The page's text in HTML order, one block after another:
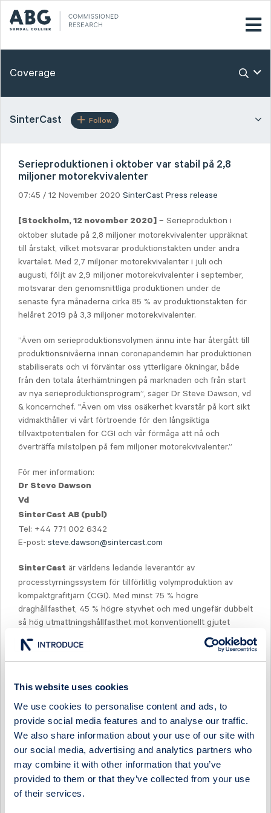
This website uses cookies
We use cookies to personalise content and ads, to
provide social media features and to analyse our traffic.
We also share information about your use of our site with
our social media, advertising and analytics partners who
may combine it with other information that you’ve
provided to them or that they’ve collected from your use
of their services.
Coverage
SinterCast Follow
Serieproduktionen i oktober var stabil på 2,8
miljoner motorekvivalenter
07:45 / 12 November 2020 SinterCast Press release
[Stockholm, 12 november 2020] – Serieproduktion i
oktober slutade på 2,8 miljoner motorekvivalenter uppräknat
till årstakt, vilket motsvarar produktionstakten under andra
kvartalet. Med 2,7 miljoner motorekvivalenter i juli och
augusti, följt av 2,9 miljoner motorekvivalenter i september,
motsvarar den genomsnittliga produktionen under de
senaste fyra månaderna cirka 85 % av produktionstakten för
helåret 2019 på 3,3 miljoner motorekvivalenter.
”Även om serieproduktionsvolymen ännu inte har återgått till
produktionsnivåerna innan coronapandemin har produktionen
stabiliserats och vi förväntar oss ytterligare ökningar, både
från den totala återhämtningen på marknaden och från start
av nya serieproduktionsprogram”, säger Dr Steve Dawson, vd
& koncernchef. "Även om viss osäkerhet kvarstår på kort sikt
vidmakthåller vi vårt förtroende för den långsiktiga
tillväxtpotentialen för CGI och vår förmåga att nå och
överträffa milstolpen på fem miljoner motorekvivalenter.”
För mer information:
Dr Steve Dawson
Vd
SinterCast AB (publ)
Tel: +44 771 002 6342
E-post: steve.dawson@sintercast.com
SinterCast är världens ledande leverantör av
processtyrningssystem för tillförlitlig volymproduktion av
kompaktgrafitjärn (CGI). Med minst 75 % högre
draghållfasthet, 45 % högre styvhet och med ungefär dubbelt
så hög utmattningshållfasthet mot konventionellt gjutet
gråjärn och aluminium, ger CGI ingenjörerna möjligheten att
förbättra prestanda, bränsleekonomi och hållbarhet samtidigt
som motorns storlek, vikt, buller och avgasutsläpp minskas.
för bensin- och dieselmotorer och avgaskomponenter för
personvagnar, motorblock och cylinderhuvuden för
mellantunga och tunga fordon, samt motorkomponenter inom
industriell kraft för användning inom lantbruk, marint,
lokomotiv, off-road och stationära motorer. SinterCast stödjer
serieproduktion av komponenter som gjuts i vikter från 2,7 kg
till 9 ton, alla producerade med samma erkända
processtyrningsteknologi. Som specialistleverantör av
lösningar för precisionsmätning och processtyrning till